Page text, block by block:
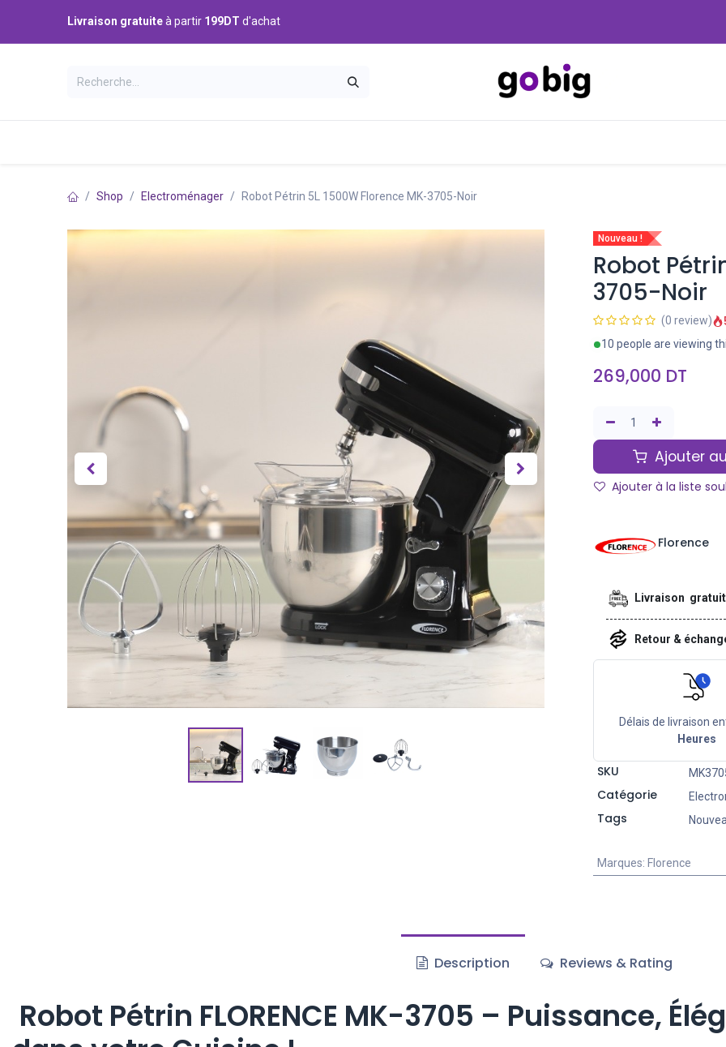
Livraison gratuiteà partir 199DT d'achat
Shop Electroménager Robot Pétrin 5L 1500W Florence MK-3705-Noir
Nouveau !
Robot
3705-Noir
(0 review)
10 people are viewing
269,000 DT
Ajouter
Ajouter à la liste
Florence
Livraison
Retour &
Délais de livraison
Heures
SKU
Catégorie
Tags
Marques: Florence
Description Reviews & Rating
Robot Pétrin FLORENCE MK-3705 – Puissance,